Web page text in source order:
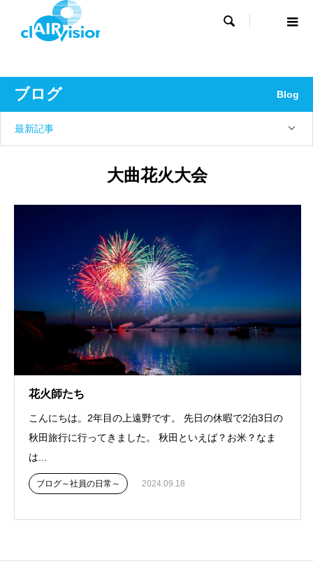

ブログ Blog
最新記事
大曲花火大会
花火師たち
こんにちは。2年目の上遠野です。 先日の休暇で2泊3日の
秋田旅行に行ってきました。 秋田といえば？お米？なま
は...
ブログ～社員の日常～ 2024.09.18